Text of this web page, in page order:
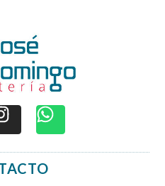
I
n
s
t
a
W
h
a
t